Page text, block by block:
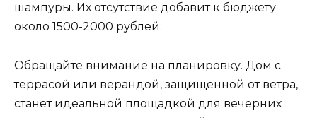
шампуры. Их отсутствие добавит к бюджету
около 1500-2000 рублей.
Обращайте внимание на планировку. Дом с
террасой или верандой, защищенной от ветра,
станет идеальной площадкой для вечерних